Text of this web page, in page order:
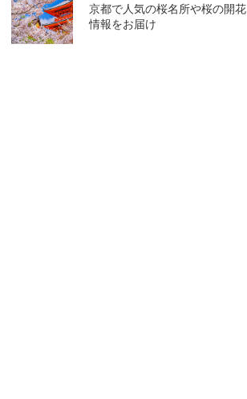
京都で人気の桜名所や桜の開花
情報をお届け